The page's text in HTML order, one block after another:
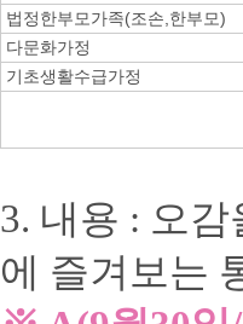
법정한부모가족(조손,한부모)
다문화가정
기초생활수급가정
3. 내용 : 오
에 즐겨보는